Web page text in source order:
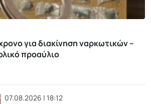
για διακίνηση ναρκωτικών –
προαύλιο
07.08.2026 | 18:12